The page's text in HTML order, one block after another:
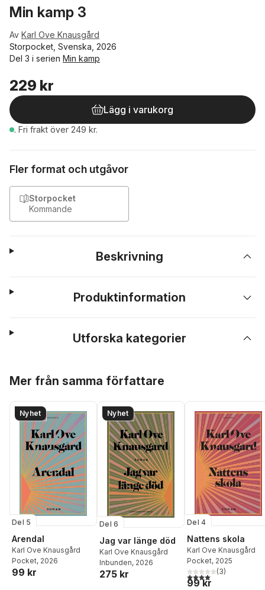
Min kamp 3
Av Karl Ove Knausgård
Storpocket, Svenska, 2026
Del 3 i serien Min kamp
229 kr
Lägg i varukorg
. Fri frakt över 249 kr.
Fler format och utgåvor
Storpocket
Kommande
Beskrivning
Produktinformation
Utforska kategorier
Mer från samma författare
Nyhet
Del 5
Arendal
Karl Ove Knausgård
Pocket, 2026
99 kr
Nyhet
Del 6
Jag var länge död
Karl Ove Knausgård
Inbunden, 2026
275 kr
Del 4
Nattens skola
Karl Ove Knausgård
Pocket, 2025
4,0utav 5 stjärnor.
(3)
99 kr